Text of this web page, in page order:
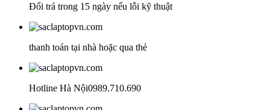
Đổi trả trong 15 ngày nếu lỗi kỹ thuật
thanh toán tại nhà hoặc qua thẻ
Hotline Hà Nội0989.710.690